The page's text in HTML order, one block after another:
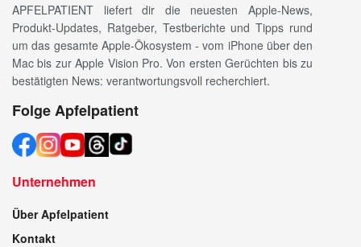
APFELPATIENT liefert dir die neuesten Apple-News,
Produkt-Updates, Ratgeber, Testberichte und Tipps rund
um das gesamte Apple-Ökosystem - vom iPhone über den
Mac bis zur Apple Vision Pro. Von ersten Gerüchten bis zu
bestätigten News: verantwortungsvoll recherchiert.
Folge Apfelpatient
Unternehmen
Über Apfelpatient
Kontakt